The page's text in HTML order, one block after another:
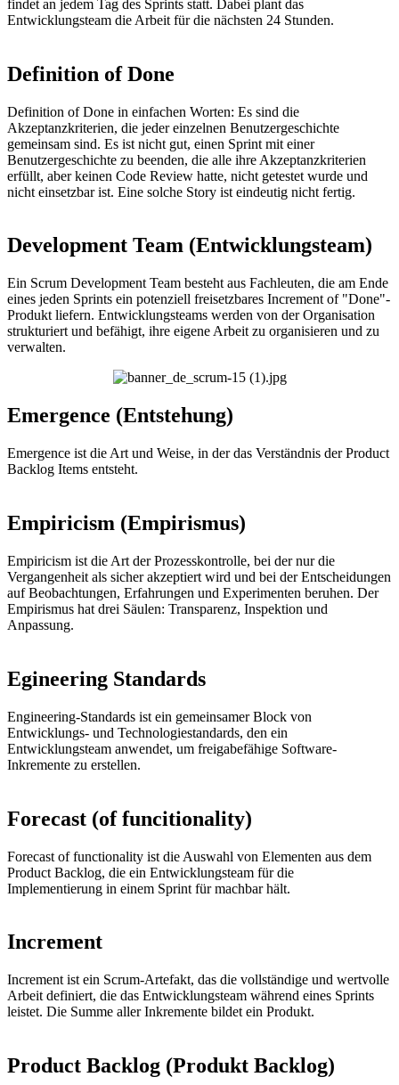
findet an jedem Tag des Sprints statt. Dabei plant das
Entwicklungsteam die Arbeit für die nächsten 24 Stunden.
Definition of Done
Definition of Done in einfachen Worten: Es sind die
Akzeptanzkriterien, die jeder einzelnen Benutzergeschichte
gemeinsam sind. Es ist nicht gut, einen Sprint mit einer
Benutzergeschichte zu beenden, die alle ihre Akzeptanzkriterien
erfüllt, aber keinen Code Review hatte, nicht getestet wurde und
nicht einsetzbar ist. Eine solche Story ist eindeutig nicht fertig.
Development Team (Entwicklungsteam)
Ein Scrum Development Team besteht aus Fachleuten, die am Ende
eines jeden Sprints ein potenziell freisetzbares Increment of "Done"-
Produkt liefern. Entwicklungsteams werden von der Organisation
strukturiert und befähigt, ihre eigene Arbeit zu organisieren und zu
verwalten.
Emergence (Entstehung)
Emergence ist die Art und Weise, in der das Verständnis der Product
Backlog Items entsteht.
Empiricism (Empirismus)
Empiricism ist die Art der Prozesskontrolle, bei der nur die
Vergangenheit als sicher akzeptiert wird und bei der Entscheidungen
auf Beobachtungen, Erfahrungen und Experimenten beruhen. Der
Empirismus hat drei Säulen: Transparenz, Inspektion und
Anpassung.
Egineering Standards
Engineering-Standards ist ein gemeinsamer Block von
Entwicklungs- und Technologiestandards, den ein
Entwicklungsteam anwendet, um freigabefähige Software-
Inkremente zu erstellen.
Forecast (of funcitionality)
Forecast of functionality ist die Auswahl von Elementen aus dem
Product Backlog, die ein Entwicklungsteam für die
Implementierung in einem Sprint für machbar hält.
Increment
Increment ist ein Scrum-Artefakt, das die vollständige und wertvolle
Arbeit definiert, die das Entwicklungsteam während eines Sprints
leistet. Die Summe aller Inkremente bildet ein Produkt.
Product Backlog (Produkt Backlog)